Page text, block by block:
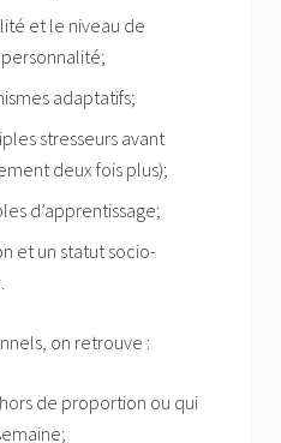
et le niveau de
adaptatifs;
stresseurs avant
deux fois plus);
d’apprentissage;
et un statut socio-
on retrouve :
de proportion ou qui